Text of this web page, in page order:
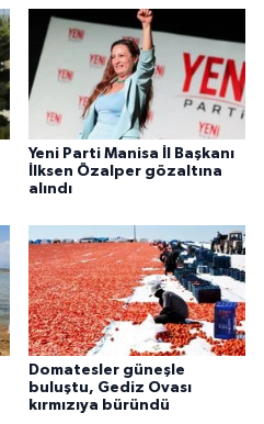
Yeni Parti Manisa İl Başkanı
İlksen Özalper gözaltına
alındı
Domatesler güneşle
buluştu, Gediz Ovası
kırmızıya büründü